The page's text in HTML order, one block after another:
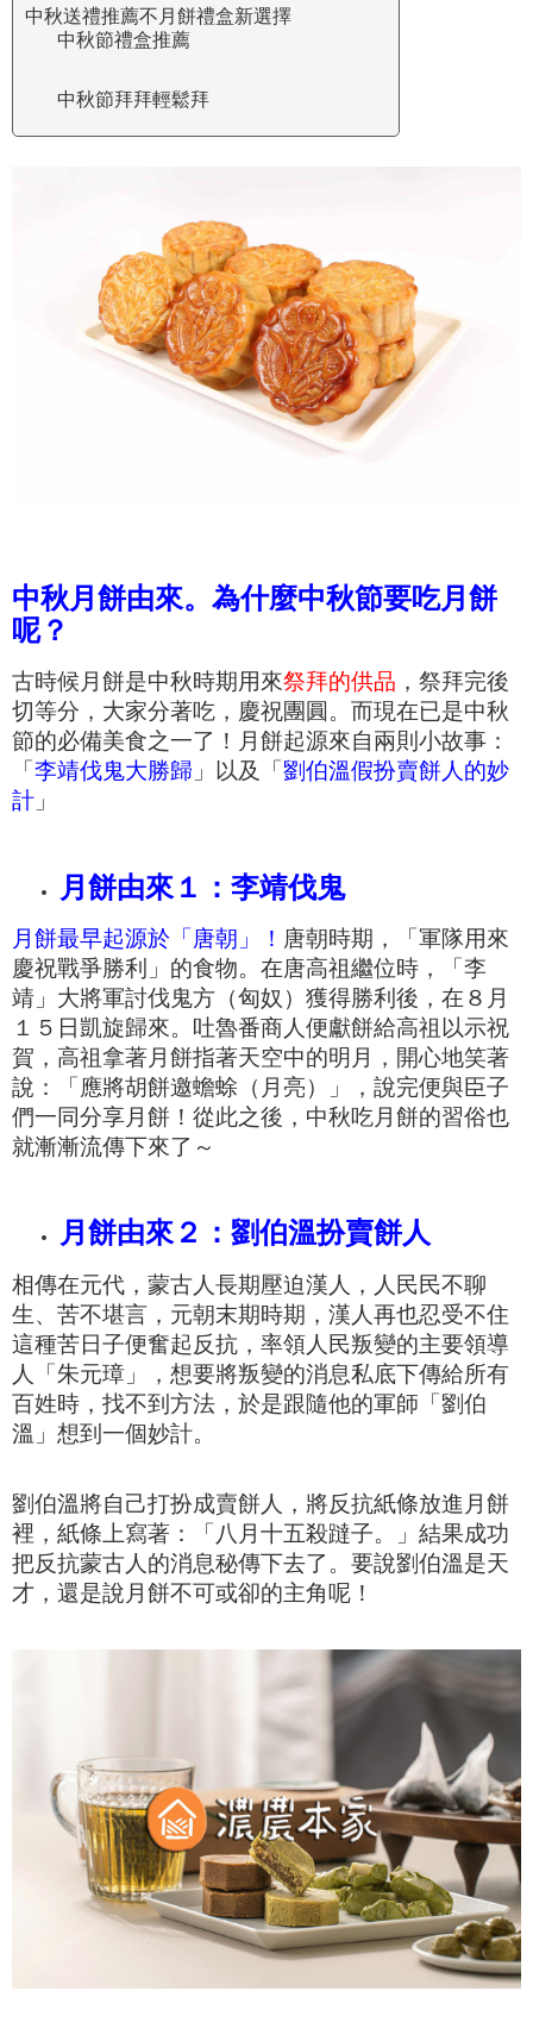
中秋送禮推薦不月餅禮盒新選擇
中秋節禮盒推薦
中秋節拜拜輕鬆拜
中秋月餅由來。為什麼中秋節要吃月餅
呢？
古時候月餅是中秋時期用來祭拜的供品 ， 祭拜完後
切等分，大家分著吃，慶祝團圓。 而現在已是中秋
節的必備美食之一了！月餅起源來自兩則小故事：
「 李靖伐鬼大勝歸 」以及「 劉伯溫假扮賣餅人的妙
計 」
月餅由來１：李靖伐鬼
月餅最早起源於「唐朝」！ 唐朝時期，「 軍隊用來
慶祝戰爭勝利」的食物。 在唐高祖繼位時，「李
靖」大將軍討伐鬼方（匈奴）獲得勝利後， 在８月
１５日凱旋歸來。 吐魯番商人便獻餅給高祖以示祝
賀， 高祖拿著月餅指著天空中的明月， 開心地笑著
說 ：「應將胡餅邀蟾蜍（月亮）」， 說完便與臣子
們一同分享月餅 ！ 從此之後，中秋吃月餅的習俗也
就漸漸流傳下來了～
月餅由來２：劉伯溫扮賣餅人
相傳在元代， 蒙古人長期壓迫漢人，人民民不聊
生、苦不堪言， 元朝末期時期， 漢人再也忍受不住
這種苦日子便奮起反抗， 率領人民叛變的主要領導
人「朱元璋」， 想要將叛變的消息私底下傳給所有
百姓時，找不到方法， 於是跟隨他的軍師「劉伯
溫」想到一個妙計。
劉伯溫將自己打扮成賣餅人，將反抗紙條放進月餅
裡， 紙條上寫著 ：「八月十五殺躂子。」 結果成功
把反抗蒙古人的消息秘傳下去了。 要說劉伯溫是天
才，還是說 月餅不可或卻的主角呢！